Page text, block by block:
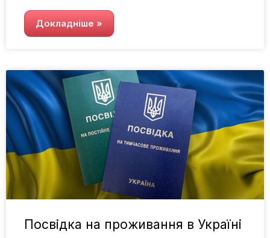
Докладніше »
Посвідка на проживання в Україні